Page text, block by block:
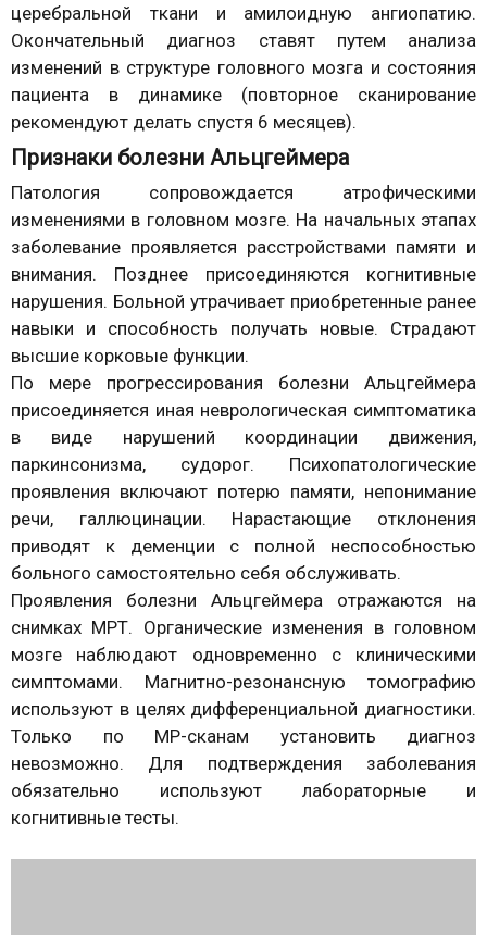
церебральной ткани и амилоидную ангиопатию.
Окончательный диагноз ставят путем анализа
изменений в структуре головного мозга и состояния
пациента в динамике (повторное сканирование
рекомендуют делать спустя 6 месяцев).
Признаки болезни Альцгеймера
Патология сопровождается атрофическими
изменениями в головном мозге. На начальных этапах
заболевание проявляется расстройствами памяти и
внимания. Позднее присоединяются когнитивные
нарушения. Больной утрачивает приобретенные ранее
навыки и способность получать новые. Страдают
высшие корковые функции.
По мере прогрессирования болезни Альцгеймера
присоединяется иная неврологическая симптоматика
в виде нарушений координации движения,
паркинсонизма, судорог. Психопатологические
проявления включают потерю памяти, непонимание
речи, галлюцинации. Нарастающие отклонения
приводят к деменции с полной неспособностью
больного самостоятельно себя обслуживать.
Проявления болезни Альцгеймера отражаются на
снимках МРТ. Органические изменения в головном
мозге наблюдают одновременно с клиническими
симптомами. Магнитно-резонансную томографию
используют в целях дифференциальной диагностики.
Только по МР-сканам установить диагноз
невозможно. Для подтверждения заболевания
обязательно используют лабораторные и
когнитивные тесты.